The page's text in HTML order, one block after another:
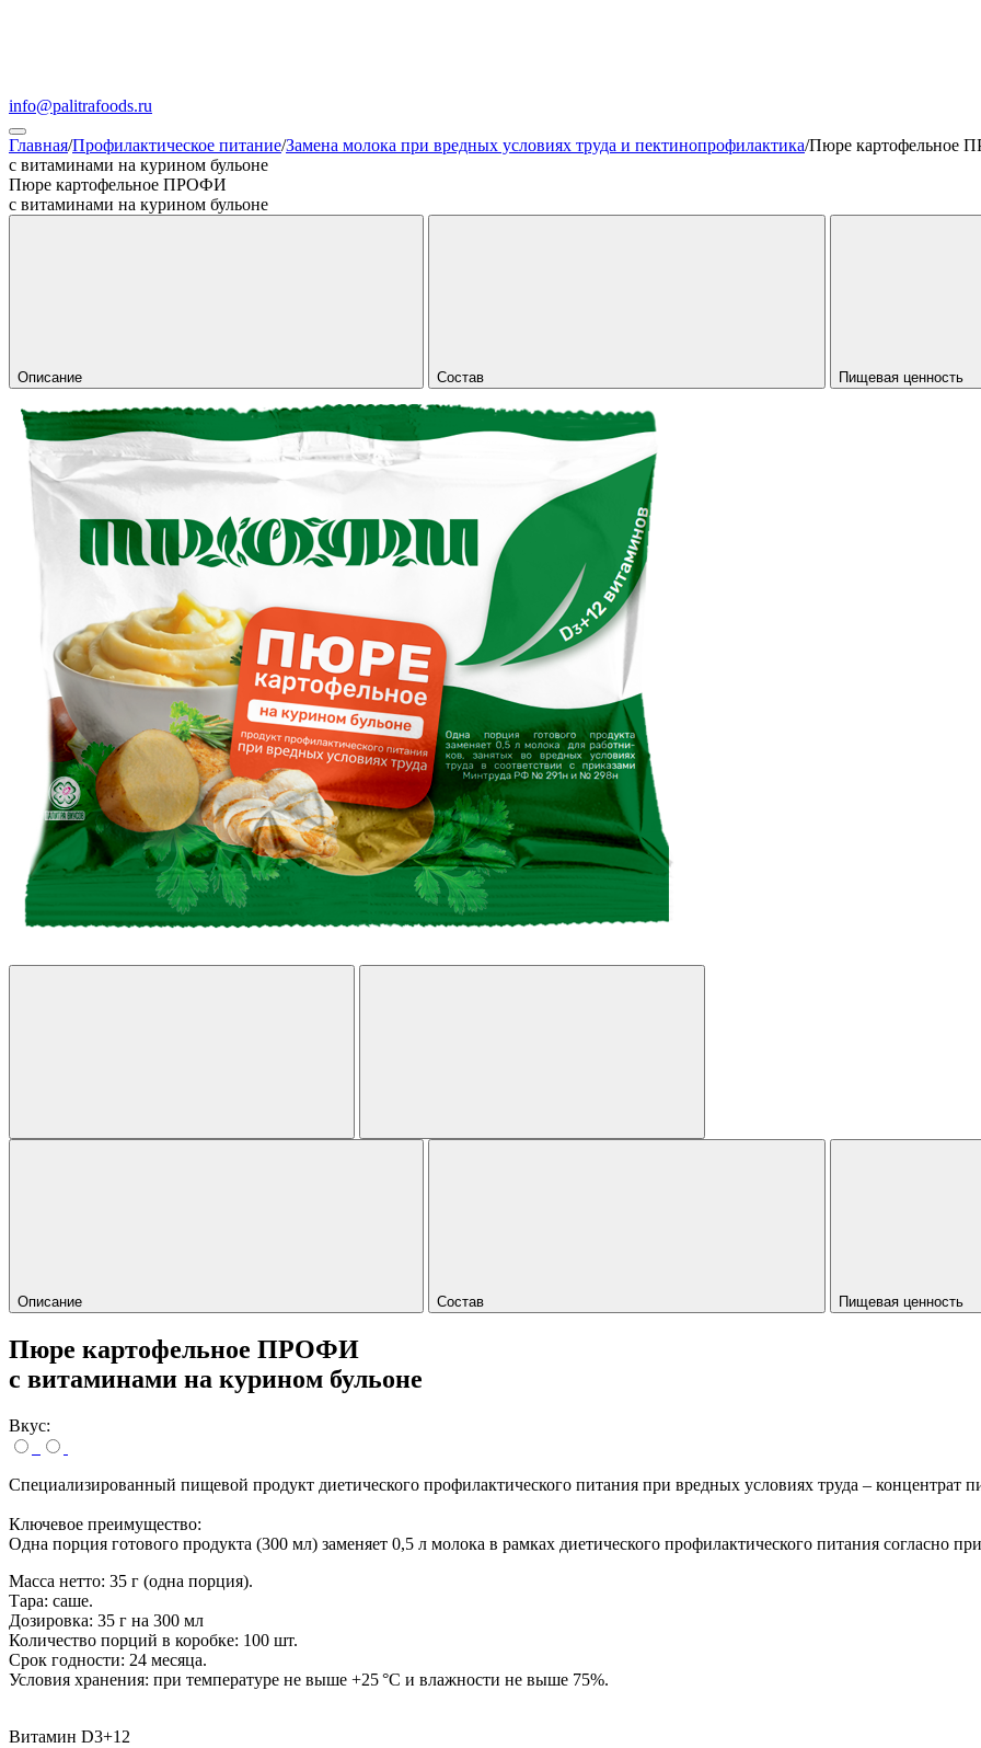
info@palitrafoods.ru
Главная/Профилактическое питание/Замена молока при вредных условиях труда и пектинопрофилактика/Пюре картофельное
с витаминами на курином бульоне
Пюре картофельное ПРОФИ
с витаминами на курином бульоне
Описание Состав Пищевая ценность
Описание Состав Пищевая ценность
Пюре картофельное ПРОФИ
с витаминами на курином бульоне
Вкус:
Специализированный пищевой продукт диетического профилактического питания при вредных условиях труда – концентрат
Ключевое преимущество:
Одна порция готового продукта (300 мл) заменяет 0,5 л молока в рамках диетического профилактического питания согласно
Масса нетто: 35 г (одна порция).
Тара: саше.
Дозировка: 35 г на 300 мл
Количество порций в коробке: 100 шт.
Срок годности: 24 месяца.
Условия хранения: при температуре не выше +25 °C и влажности не выше 75%.
Витамин D3+12